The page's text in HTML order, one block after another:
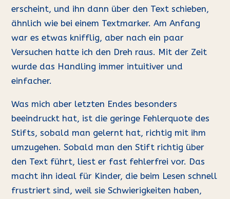
erscheint, und ihn dann über den Text schieben,
ähnlich wie bei einem Textmarker. Am Anfang
war es etwas knifflig, aber nach ein paar
Versuchen hatte ich den Dreh raus. Mit der Zeit
wurde das Handling immer intuitiver und
einfacher.
Was mich aber letzten Endes besonders
beeindruckt hat, ist die geringe Fehlerquote des
Stifts, sobald man gelernt hat, richtig mit ihm
umzugehen. Sobald man den Stift richtig über
den Text führt, liest er fast fehlerfrei vor. Das
macht ihn ideal für Kinder, die beim Lesen schnell
frustriert sind, weil sie Schwierigkeiten haben,